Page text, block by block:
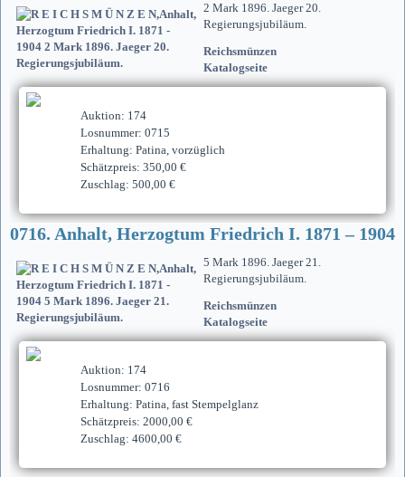
2 Mark 1896. Jaeger 20.
Regierungsjubiläum.
Reichsmünzen
Katalogseite
Auktion: 174
Losnummer: 0715
Erhaltung: Patina, vorzüglich
Schätzpreis: 350,00 €
Zuschlag: 500,00 €
0716. Anhalt, Herzogtum Friedrich I. 1871 – 1904
5 Mark 1896. Jaeger 21.
Regierungsjubiläum.
Reichsmünzen
Katalogseite
Auktion: 174
Losnummer: 0716
Erhaltung: Patina, fast Stempelglanz
Schätzpreis: 2000,00 €
Zuschlag: 4600,00 €